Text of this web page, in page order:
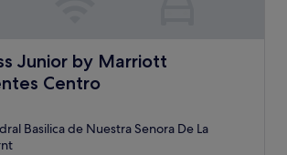
Junior by Marriott
Centro
by Marriott Aguascalientes Centro
Basilica de Nuestra Senora De La